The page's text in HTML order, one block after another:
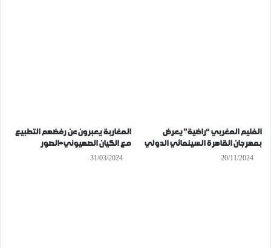
الفليم المغربي “راضية” يعرض
بمهرجان القاهرة السينمائي الدولي
20/11/2024
المغاربة يعبرون عن رفضهم التطبيع
مع الكيان الصهيوني+الصور
31/03/2024